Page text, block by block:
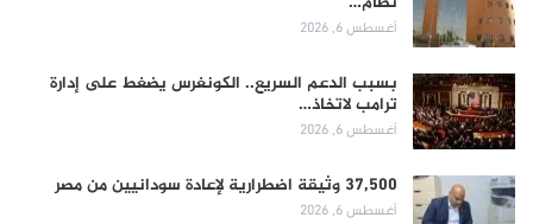
أغسطس 6, 2026
بسبب الدعم السريع.. الكونغرس يضغط على إدارة
ترامب لاتخاذ…
أغسطس 6, 2026
37,500 وثيقة اضطرارية لإعادة سودانيين من مصر
أغسطس 6, 2026